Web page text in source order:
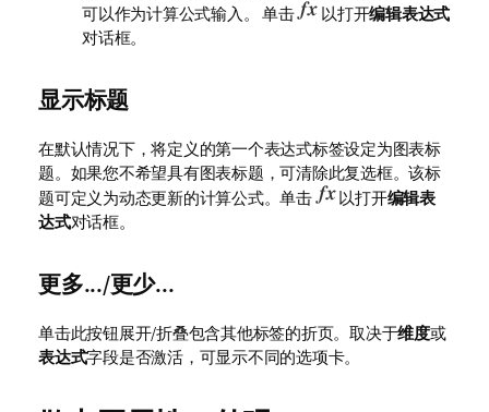
可以作为计算公式输入。 单击
以打开编辑表达式
对话框。
显示标题
在默认情况下，将定义的第一个表达式标签设定为图表标
题。如果您不希望具有图表标题，可清除此复选框。该标
题可定义为动态更新的计算公式。单击
以打开编辑表
达式对话框。
更多.../更少...
单击此按钮展开/折叠包含其他标签的折页。取决于维度或
表达式字段是否激活，可显示不同的选项卡。